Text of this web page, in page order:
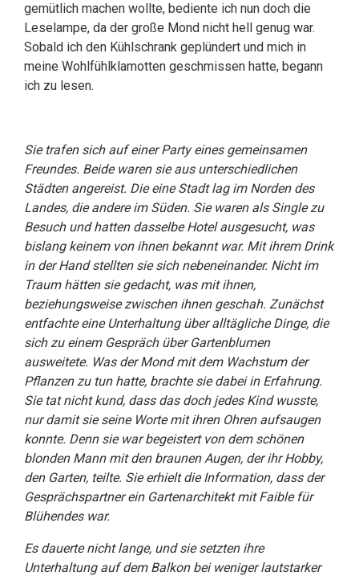
gemütlich machen wollte, bediente ich nun doch die
Leselampe, da der große Mond nicht hell genug war.
Sobald ich den Kühlschrank geplündert und mich in
meine Wohlfühlklamotten geschmissen hatte, begann
ich zu lesen.
Sie trafen sich auf einer Party eines gemeinsamen
Freundes. Beide waren sie aus unterschiedlichen
Städten angereist. Die eine Stadt lag im Norden des
Landes, die andere im Süden. Sie waren als Single zu
Besuch und hatten dasselbe Hotel ausgesucht, was
bislang keinem von ihnen bekannt war. Mit ihrem Drink
in der Hand stellten sie sich nebeneinander. Nicht im
Traum hätten sie gedacht, was mit ihnen,
beziehungsweise zwischen ihnen geschah. Zunächst
entfachte eine Unterhaltung über alltägliche Dinge, die
sich zu einem Gespräch über Gartenblumen
ausweitete. Was der Mond mit dem Wachstum der
Pflanzen zu tun hatte, brachte sie dabei in Erfahrung.
Sie tat nicht kund, dass das doch jedes Kind wusste,
nur damit sie seine Worte mit ihren Ohren aufsaugen
konnte. Denn sie war begeistert von dem schönen
blonden Mann mit den braunen Augen, der ihr Hobby,
den Garten, teilte. Sie erhielt die Information, dass der
Gesprächspartner ein Gartenarchitekt mit Faible für
Blühendes war.
Es dauerte nicht lange, und sie setzten ihre
Unterhaltung auf dem Balkon bei weniger lautstarker